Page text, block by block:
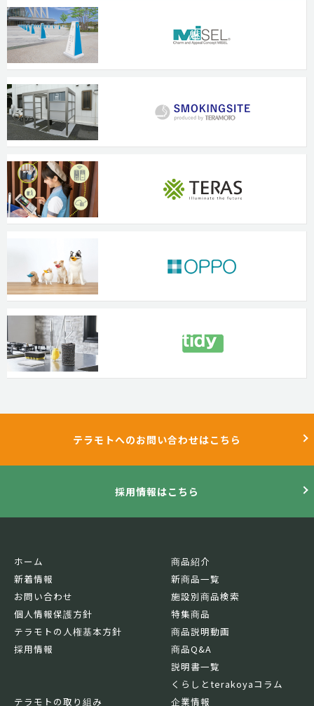
テラモトへのお問い合わせはこちら
採用情報はこちら
ホーム
新着情報
お問い合わせ
個人情報保護方針
テラモトの人権基本方針
採用情報
商品紹介
新商品一覧
施設別商品検索
特集商品
商品説明動画
商品Q&A
説明書一覧
くらしとterakoyaコラム
テラモトの取り組み
企業情報